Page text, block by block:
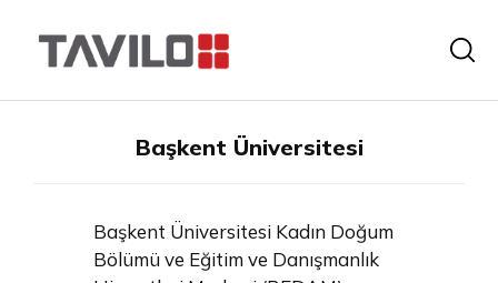
Başkent Üniversitesi
Başkent Üniversitesi Kadın Doğum
Bölümü ve Eğitim ve Danışmanlık